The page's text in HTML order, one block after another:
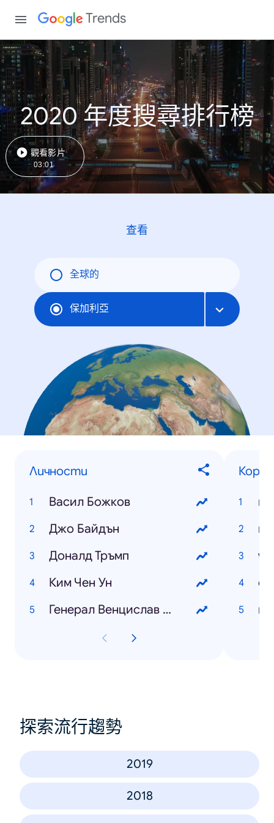
Trends
2020 年度搜尋排行榜
觀看影片
03:01
查看
全球的
保加利亞
Личности
Васил Божков
Джо Байдън
Доналд Тръмп
Ким Чен Ун
Генерал Венцислав Мутафчийски
探索流行趨勢
2019
2018